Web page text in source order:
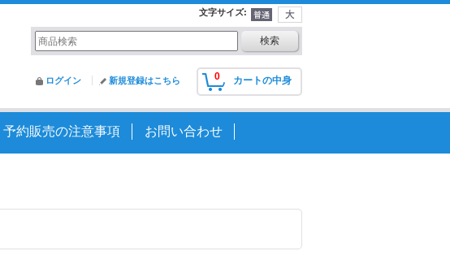
文字サイズ:
0 カートの中身
ログイン 新規登録はこちら
予約販売の注意事項 お問い合わせ